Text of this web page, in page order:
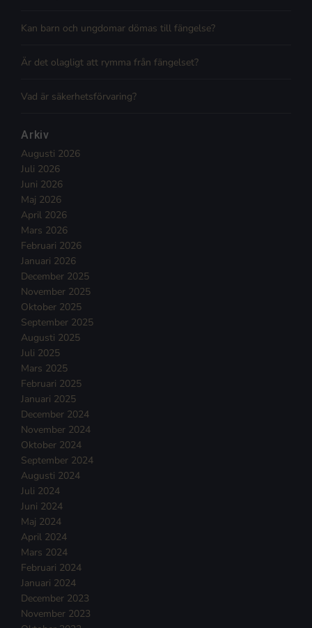
Kan barn och ungdomar dömas till fängelse?
Är det olagligt att rymma från fängelset?
Vad är säkerhetsförvaring?
Arkiv
Augusti 2026
Juli 2026
Juni 2026
Maj 2026
April 2026
Mars 2026
Februari 2026
Januari 2026
December 2025
November 2025
Oktober 2025
September 2025
Augusti 2025
Juli 2025
Mars 2025
Februari 2025
Januari 2025
December 2024
November 2024
Oktober 2024
September 2024
Augusti 2024
Juli 2024
Juni 2024
Maj 2024
April 2024
Mars 2024
Februari 2024
Januari 2024
December 2023
November 2023